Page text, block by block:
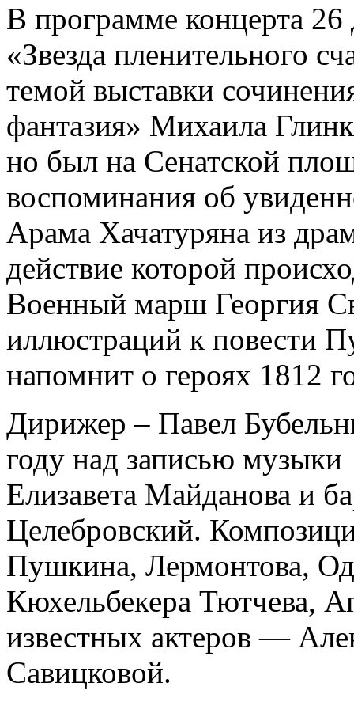
В программе концерта
«Звезда пленительного
темой выставки
фантазия» Михаила
но был на Сенатской
воспоминания об
Арама Хачатуряна из
действие которой
Военный марш Георгия
иллюстраций к повести
напомнит о героях 1812
Дирижер – Павел
году над записью
Елизавета Майданова и
Целебровский.
Пушкина, Лермонтова,
Кюхельбекера Тютчева,
известных актеров —
Савицковой.